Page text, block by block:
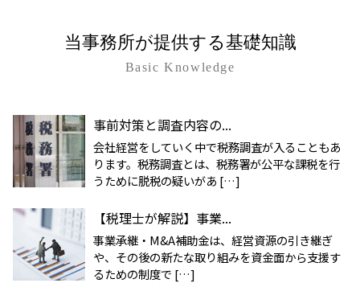
当事務所が提供する基礎知識
Basic Knowledge
事前対策と調査内容の...
会社経営をしていく中で税務調査が入ることもあ
ります。税務調査とは、税務署が公平な課税を行
うために脱税の疑いがあ […]
【税理士が解説】事業...
事業承継・M&A補助金は、経営資源の引き継ぎ
や、その後の新たな取り組みを資金面から支援す
るための制度で […]